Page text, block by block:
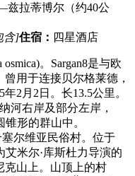
兹拉蒂博尔（约40公
含]住宿： 四星酒店
。Sargan8是与欧
用于连接贝尔格莱德，
2月2日。长13.5公里。
河右岸及部分左岸，
形的群山中。
尔维亚民俗村。位于
艾米尔·库斯杜力导演的
克山上。山顶上的村